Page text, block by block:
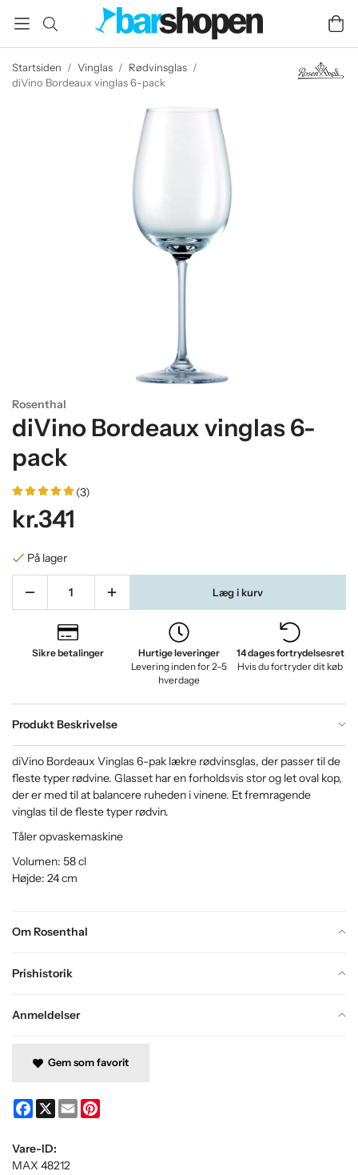
Startsiden / Vinglas / Rødvinsglas /
diVino Bordeaux vinglas 6-pack
Rosenthal
diVino Bordeaux vinglas 6-
pack
(3)
kr.341
På lager
Læg i kurv
Sikre betalinger
Hurtige leveringer
Levering inden for 2–5
hverdage
14 dages fortrydelsesret
Hvis du fortryder dit køb
Produkt Beskrivelse
Om Rosenthal
Prishistorik
Anmeldelser
diVino Bordeaux Vinglas 6-pak lækre rødvinsglas, der passer til de
fleste typer rødvine. Glasset har en forholdsvis stor og let oval kop,
der er med til at balancere ruheden i vinene. Et fremragende
vinglas til de fleste typer rødvin.
Tåler opvaskemaskine
Volumen: 58 cl
Højde: 24 cm
Gem som favorit
Facebook
X Email
Vare-ID:
MAX 48212